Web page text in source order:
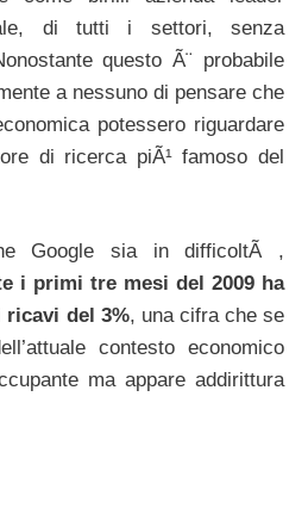
di tutti i settori, senza
questo Ã¨ probabile
a nessuno di pensare che
potessero riguardare
di ricerca piÃ¹ famoso del
Google sia in difficoltÃ ,
i primi tre mesi del 2009 ha
ricavi del 3%, una cifra che se
contesto economico
ma appare addirittura